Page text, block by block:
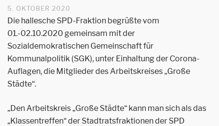
5. OKTOBER 2020
Die hallesche SPD-Fraktion begrüßte vom
01.-02.10.2020 gemeinsam mit der
Sozialdemokratischen Gemeinschaft für
Kommunalpolitik (SGK), unter Einhaltung der Corona-
Auflagen, die Mitglieder des Arbeitskreises „Große
Städte“.
„Den Arbeitskreis „Große Städte“ kann man sich als das
„Klassentreffen“ der Stadtratsfraktionen der SPD